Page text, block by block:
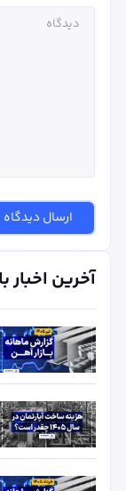
ارسال دیدگاه
آخرین اخبار